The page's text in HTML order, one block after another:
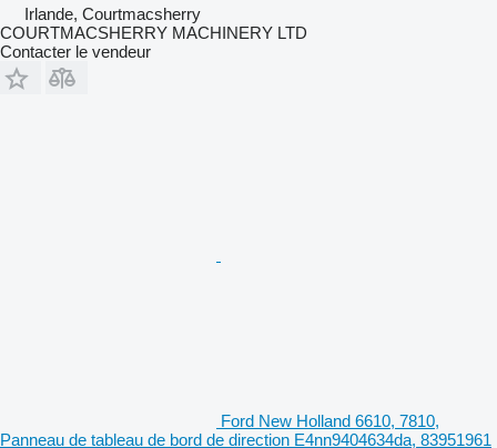
Irlande, Courtmacsherry
COURTMACSHERRY MACHINERY LTD
Contacter le vendeur
Ford New Holland 6610, 7810,
Panneau de tableau de bord de direction E4nn9404634da, 83951961